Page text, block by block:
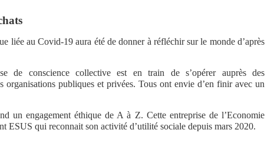
liée au Covid-19 aura été de donner à réfléchir sur le monde d’après
de conscience collective est en train de s’opérer auprès des
organisations publiques et privées. Tous ont envie d’en finir avec un
un engagement éthique de A à Z. Cette entreprise de l’Economie
ESUS qui reconnait son activité d’utilité sociale depuis mars 2020.